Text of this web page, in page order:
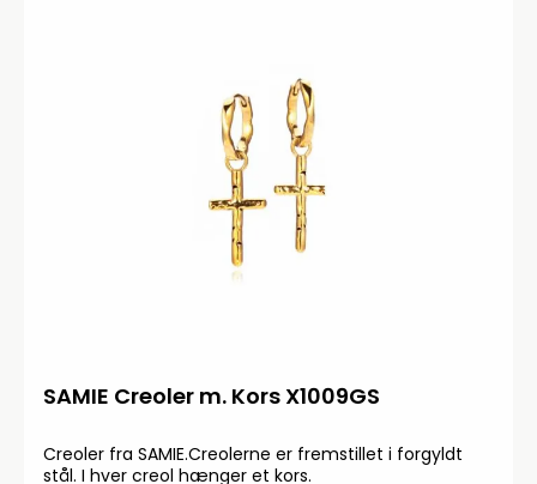
SAMIE Creoler m. Kors X1009GS
Creoler fra SAMIE.Creolerne er fremstillet i forgyldt
stål. I hver creol hænger et kors.